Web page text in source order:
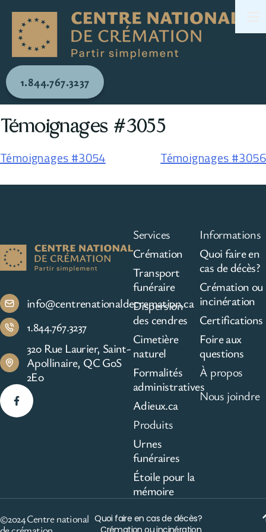
1.844.767.3237
Témoignages #3055
Témoignages #3054 Témoignages #3056
info@centrenationaldecremation.ca
1.844.767.3237
320 Rue Laurier, Saint-
Apollinaire, QC G0S
2E0
Services
Crémation
Transport
funéraire
Dispersion
des cendres
Cimetière
naturel
Formalités
administratives
Adieux.ca
Produits
Urnes
funéraires
Étoile pour la
mémoire
Informations
Quoi faire en
cas de décès?
Crémation ou
incinération
Certifications
Foire aux
questions
À propos
Nous joindre
©2024 Centre national Quoi faire en cas de décès?
Crémation ou incinération